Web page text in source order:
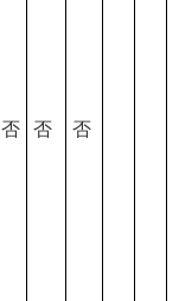
否 否 否